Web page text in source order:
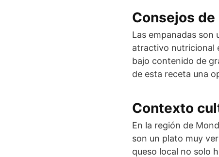
Consejos de
Las empanadas son
atractivo nutricional
bajo contenido de
de esta receta una
Contexto
En la región de
son un plato muy
queso local no solo